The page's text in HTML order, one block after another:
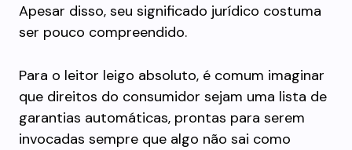
Apesar disso, seu significado jurídico costuma
ser pouco compreendido.
Para o leitor leigo absoluto, é comum imaginar
que direitos do consumidor sejam uma lista de
garantias automáticas, prontas para serem
invocadas sempre que algo não sai como